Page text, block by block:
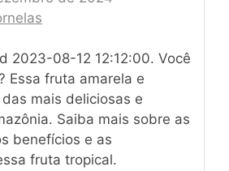
2023-08-12 12:12:00. Você
Essa fruta amarela e
mais deliciosas e
Saiba mais sobre as
benefícios e as
fruta tropical.